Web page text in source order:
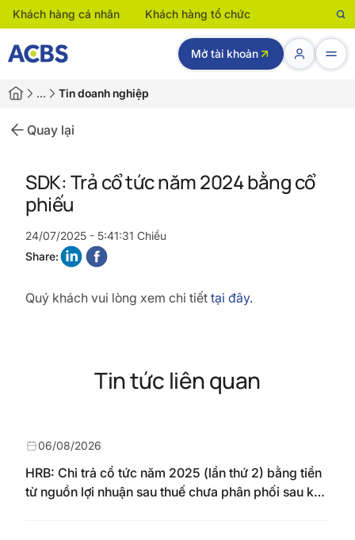
Khách hàng cá nhân Khách hàng tổ chức
Mở tài khoản
… Tin doanh nghiệp
Quay lại
SDK: Trả cổ tức năm 2024 bằng cổ
phiếu
24/07/2025 - 5:41:31 Chiều
Share:
Quý khách vui lòng xem chi tiết tại đây.
Tin tức liên quan
HRB: Chi trả cổ tức năm 2025 (lần thứ 2) bằng tiền
từ nguồn lợi nhuận sau thuế chưa phân phối sau khi
06/08/2026